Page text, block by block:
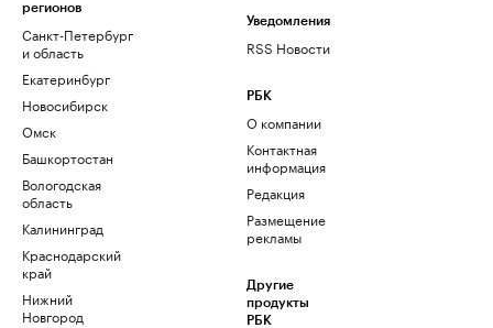
регионов
Санкт-Петербург
и область
Екатеринбург
Новосибирск
Омск
Башкортостан
Вологодская
область
Калининград
Краснодарский
край
Нижний
Новгород
Уведомления
RSS Новости
РБК
О компании
Контактная
информация
Редакция
Размещение
рекламы
Другие
продукты
РБК